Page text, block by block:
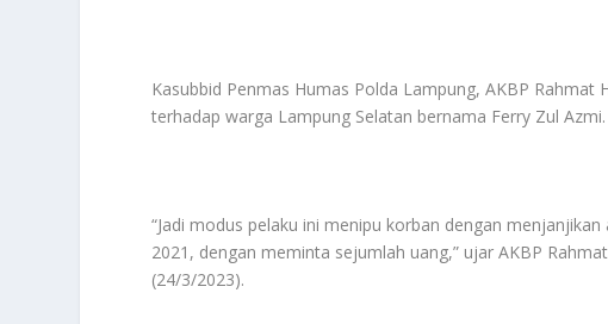
Kasubbid Penmas Humas Polda Lampung, AKBP
terhadap warga Lampung Selatan bernama Ferry Zul Azmi.
“Jadi modus pelaku ini menipu korban dengan
2021, dengan meminta sejumlah uang,” ujar AKBP
(24/3/2023).